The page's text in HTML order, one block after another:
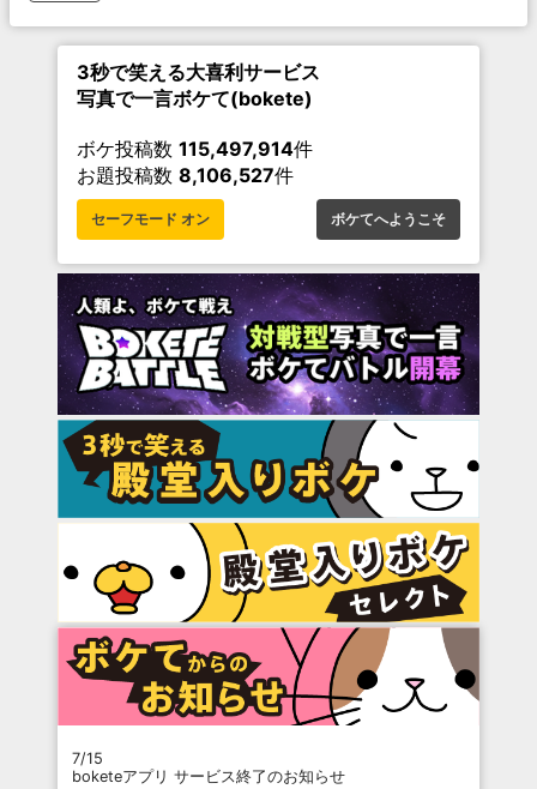
3秒で笑える大喜利サービス
写真で一言ボケて(bokete)
ボケ投稿数 115,497,914件
お題投稿数 8,106,527件
セーフモード オン ボケてへようこそ
7/15
boketeアプリ サービス終了のお知らせ